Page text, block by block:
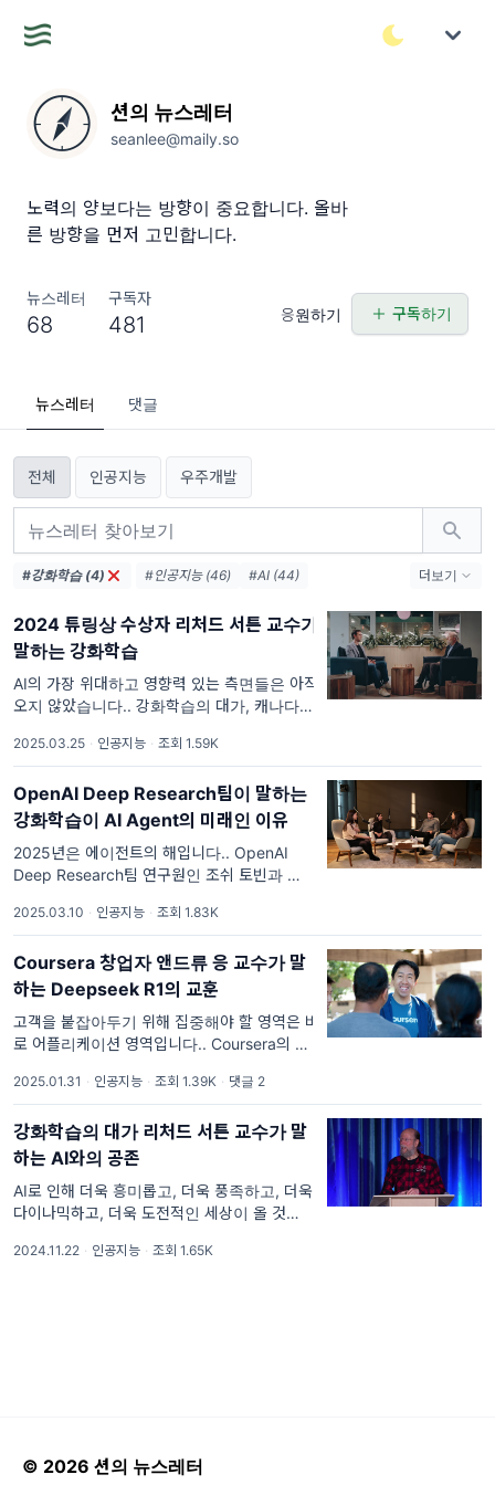
션의 뉴스레터
seanlee@maily.so
노력의 양보다는 방향이 중요합니다. 올바
른 방향을 먼저 고민합니다.
뉴스레터
68
구독자
481 응원하기 구독하기
뉴스레터 댓글
전체 인공지능 우주개발
#강화학습 (4) #인공지능 (46)
#AI (44)
#Deepmind (6)
#cursor (6)
#agi (5)
#Anthropic (5)
#microsoft (5)
#Y Combinator (4)
#LLM (4)
더보기
2024 튜링상 수상자 리처드 서튼 교수가
말하는 강화학습
AI의 가장 위대하고 영향력 있는 측면들은 아직
오지 않았습니다.. 강화학습의 대가, 캐나다 앨
수상 이후 앨버타 기계지능 연구소 (Alberta
Machine Intelligence Institute
2025.03.25 · 인공지능 · 조회 1.59K
OpenAI Deep Research팀이 말하는
강화학습이 AI Agent의 미래인 이유
2025년은 에이전트의 해입니다.. OpenAI
Deep Research팀 연구원인 조쉬 토빈과 이사
과 진행하여 2025년 2월 25일 공개된 인터뷰
내용을 리뷰
2025.03.10 · 인공지능 · 조회 1.83K
Coursera 창업자 앤드류 응 교수가 말
하는 Deepseek R1의 교훈
고객을 붙잡아두기 위해 집중해야 할 영역은 바
로 어플리케이션 영역입니다.. Coursera의 창
응 교수가 deeplearning.ai 뉴스레터에 기고
한 DeepSeek와 오픈소스에 대한 생각이란 포
스트를 리뷰해
2025.01.31 · 인공지능 · 조회 1.39K · 댓글 2
강화학습의 대가 리처드 서튼 교수가 말
하는 AI와의 공존
AI로 인해 더욱 흥미롭고, 더욱 풍족하고, 더욱
다이나믹하고, 더욱 도전적인 세상이 올 것입니
계 지능 연구소 (AMII: Alberta Machine
2024.11.22 · 인공지능 · 조회 1.65K
© 2026 션의 뉴스레터